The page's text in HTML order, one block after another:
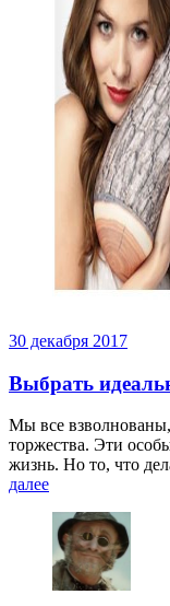
30 декабря 2017
Выбрать
Мы все
торжества. Эти
жизнь. Но то, что
далее